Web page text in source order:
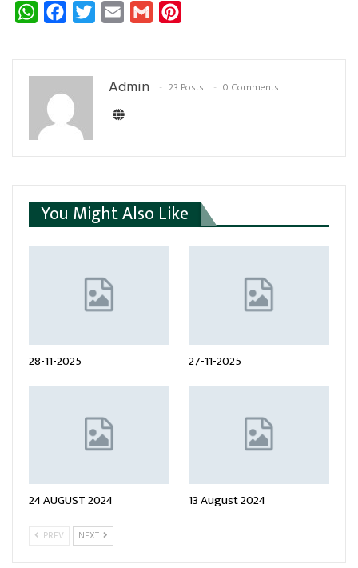
WhatsAppFacebookTwitterEmail Gmail
Admin 23 Posts 0 Comments
You Might Also Like
28-11-2025 27-11-2025
24 AUGUST 2024 13 August 2024
PREV NEXT